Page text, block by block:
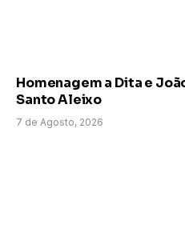
Homenagem a Dita e
Santo Aleixo
7 de Agosto, 2026